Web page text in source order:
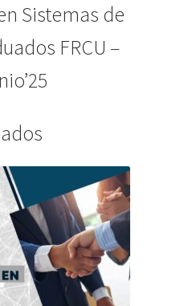
Sistemas de
FRCU –